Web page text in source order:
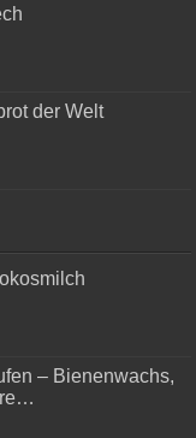
der Welt
– Bienenwachs,